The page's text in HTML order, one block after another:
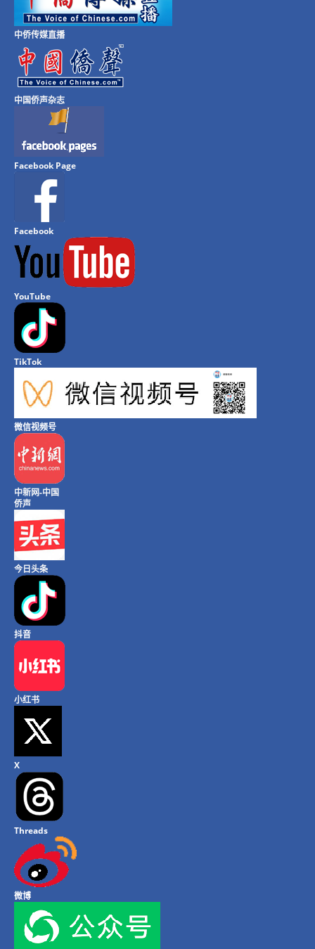
中侨传媒直播
中国侨声杂志
Facebook Page
Facebook
YouTube
TikTok
微信视频号
中新网-中国
侨声
今日头条
抖音
小红书
X
Threads
微博